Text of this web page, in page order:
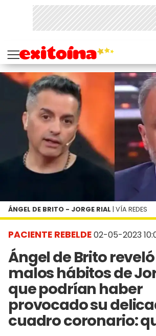
PACIENTE REBELDE02-05-2023
Ángel de Brito
malos hábitos de
que podrían haber
provocado su
cuadro coronario:
ÁNGEL DE BRITO - JORGE RIAL | VÍA REDES